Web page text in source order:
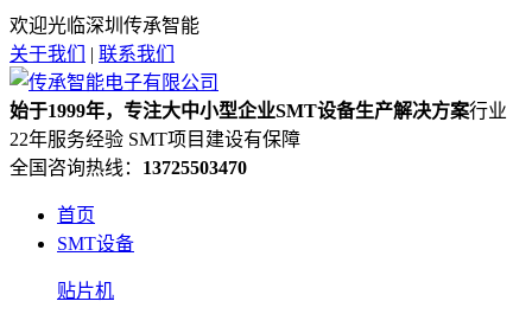
欢迎光临深圳传承智能
关于我们
| 联系我们
始于1999年，专注大中小型企业SMT设备生产解决方案行业
22年服务经验 SMT项目建设有保障
全国咨询热线： 13725503470
首页
SMT设备
贴片机